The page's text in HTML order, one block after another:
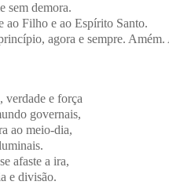
sem demora.
ao Filho e ao Espírito Santo.
agora e sempre. Amém.
verdade e força
governais,
ao meio-dia,
afaste a ira,
e divisão.